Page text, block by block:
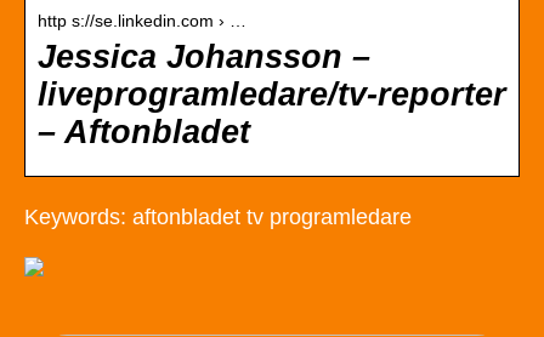
http s://se.linkedin.com › …
Jessica Johansson –
liveprogramledare/tv-reporter
– Aftonbladet
Keywords: aftonbladet tv programledare